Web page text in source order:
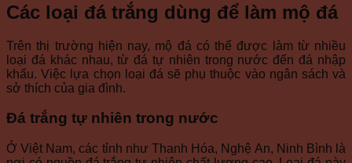
Các loại đá trắng dùng để làm mộ đá
Trên thị trường hiện nay, mộ đá có thể được làm từ nhiều
loại đá khác nhau, từ đá tự nhiên trong nước đến đá nhập
khẩu. Việc lựa chọn loại đá sẽ phụ thuộc vào ngân sách và
sở thích của gia đình.
Đá trắng tự nhiên trong nước
Ở Việt Nam, các tỉnh như Thanh Hóa, Nghệ An, Ninh Bình là